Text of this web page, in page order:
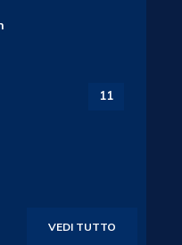
11
VEDI TUTTO